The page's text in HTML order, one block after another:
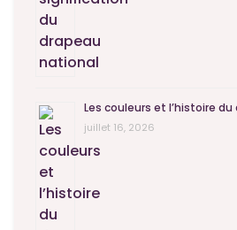
Les couleurs et l’histoire
juillet 16, 2026